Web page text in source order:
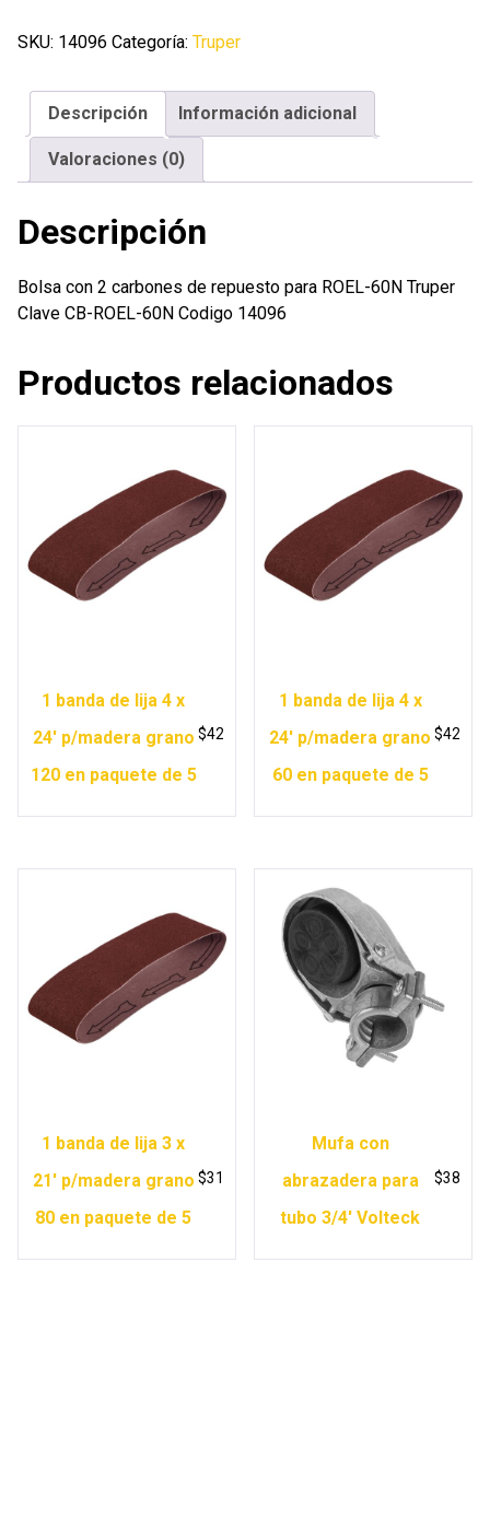
carbones
repuesto
para
ROEL-
cantidad
SKU: 14096 Categoría: Truper
Descripción Información adicional
Valoraciones (0)
Descripción
Bolsa con 2 carbones de repuesto para ROEL-60N Truper
Clave CB-ROEL-60N Codigo 14096
Productos relacionados
1 banda de lija 4 x
24′ p/madera grano
120 en paquete de 5
$42
1 banda de lija 4 x
24′ p/madera grano
60 en paquete de 5
$42
1 banda de lija 3 x
21′ p/madera grano
80 en paquete de 5
$31
Mufa con
abrazadera para
tubo 3/4′ Volteck
$38